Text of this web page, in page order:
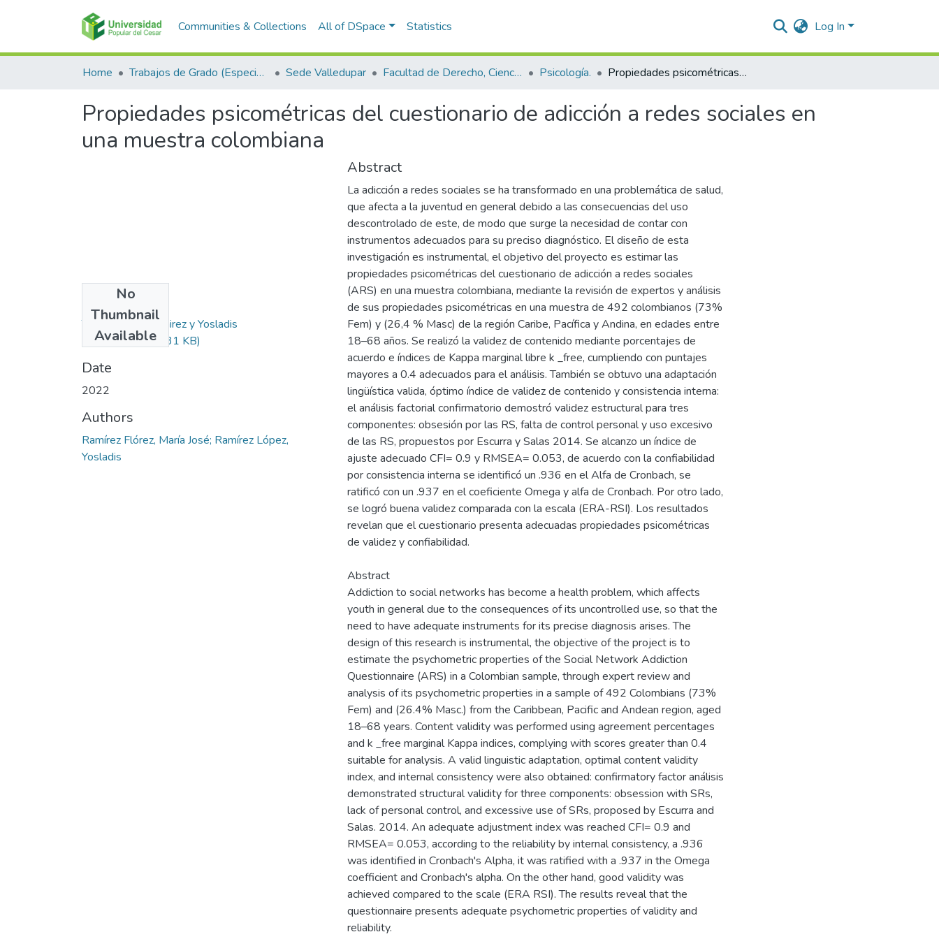
Communities & Collections All of DSpace Statistics Log In
Home Trabajos de Grado (Especializaciones y Pregrados) Sede Valledupar Facultad de Derecho, Ciencias Políticas y Sociales. Psicología. Propiedades psicométricas del cuestionario de adicción a redes sociales en una muestra colombiana
Propiedades psicométricas del cuestionario de adicción a redes sociales en
una muestra colombiana
No
Thumbnail
Available
Tesis Maria J. Ramirez y Yosladis
Ramirez.pdf(887.31 KB)
Date
2022
Authors
Ramírez Flórez, María José; Ramírez López,
Yosladis
Abstract
La adicción a redes sociales se ha transformado en una problemática de salud,
que afecta a la juventud en general debido a las consecuencias del uso
descontrolado de este, de modo que surge la necesidad de contar con
instrumentos adecuados para su preciso diagnóstico. El diseño de esta
investigación es instrumental, el objetivo del proyecto es estimar las
propiedades psicométricas del cuestionario de adicción a redes sociales
(ARS) en una muestra colombiana, mediante la revisión de expertos y análisis
de sus propiedades psicométricas en una muestra de 492 colombianos (73%
Fem) y (26,4 % Masc) de la región Caribe, Pacífica y Andina, en edades entre
18–68 años. Se realizó la validez de contenido mediante porcentajes de
acuerdo e índices de Kappa marginal libre k _free, cumpliendo con puntajes
mayores a 0.4 adecuados para el análisis. También se obtuvo una adaptación
lingüística valida, óptimo índice de validez de contenido y consistencia interna:
el análisis factorial confirmatorio demostró validez estructural para tres
componentes: obsesión por las RS, falta de control personal y uso excesivo
de las RS, propuestos por Escurra y Salas 2014. Se alcanzo un índice de
ajuste adecuado CFI= 0.9 y RMSEA= 0.053, de acuerdo con la confiabilidad
por consistencia interna se identificó un .936 en el Alfa de Cronbach, se
ratificó con un .937 en el coeficiente Omega y alfa de Cronbach. Por otro lado,
se logró buena validez comparada con la escala (ERA-RSI). Los resultados
revelan que el cuestionario presenta adecuadas propiedades psicométricas
de validez y confiabilidad.
Abstract
Addiction to social networks has become a health problem, which affects
youth in general due to the consequences of its uncontrolled use, so that the
need to have adequate instruments for its precise diagnosis arises. The
design of this research is instrumental, the objective of the project is to
estimate the psychometric properties of the Social Network Addiction
Questionnaire (ARS) in a Colombian sample, through expert review and
analysis of its psychometric properties in a sample of 492 Colombians (73%
Fem) and (26.4% Masc.) from the Caribbean, Pacific and Andean region, aged
18–68 years. Content validity was performed using agreement percentages
and k _free marginal Kappa indices, complying with scores greater than 0.4
suitable for analysis. A valid linguistic adaptation, optimal content validity
index, and internal consistency were also obtained: confirmatory factor análisis
demonstrated structural validity for three components: obsession with SRs,
lack of personal control, and excessive use of SRs, proposed by Escurra and
Salas. 2014. An adequate adjustment index was reached CFI= 0.9 and
RMSEA= 0.053, according to the reliability by internal consistency, a .936
was identified in Cronbach's Alpha, it was ratified with a .937 in the Omega
coefficient and Cronbach's alpha. On the other hand, good validity was
achieved compared to the scale (ERA RSI). The results reveal that the
questionnaire presents adequate psychometric properties of validity and
reliability.